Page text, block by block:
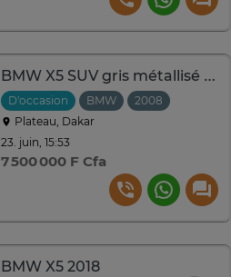
BMW X5 SUV gris métallisé spacieux et performant
D'occasion BMW 2008
Plateau, Dakar
23. juin, 15:53
7 500 000 F Cfa
BMW X5 2018